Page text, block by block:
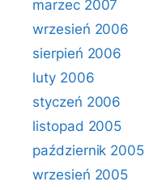
marzec 2007
wrzesień 2006
sierpień 2006
luty 2006
styczeń 2006
listopad 2005
październik 2005
wrzesień 2005